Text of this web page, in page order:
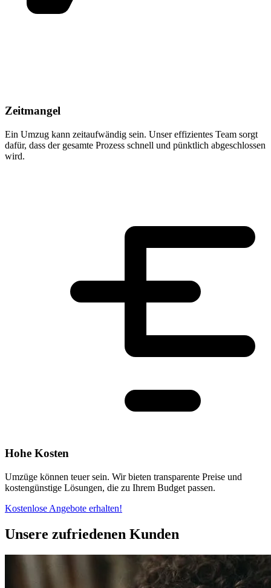
Zeitmangel
Ein Umzug kann zeitaufwändig sein. Unser effizientes Team sorgt
dafür, dass der gesamte Prozess schnell und pünktlich abgeschlossen
wird.
Hohe Kosten
Umzüge können teuer sein. Wir bieten transparente Preise und
kostengünstige Lösungen, die zu Ihrem Budget passen.
Kostenlose Angebote erhalten!
Unsere zufriedenen Kunden